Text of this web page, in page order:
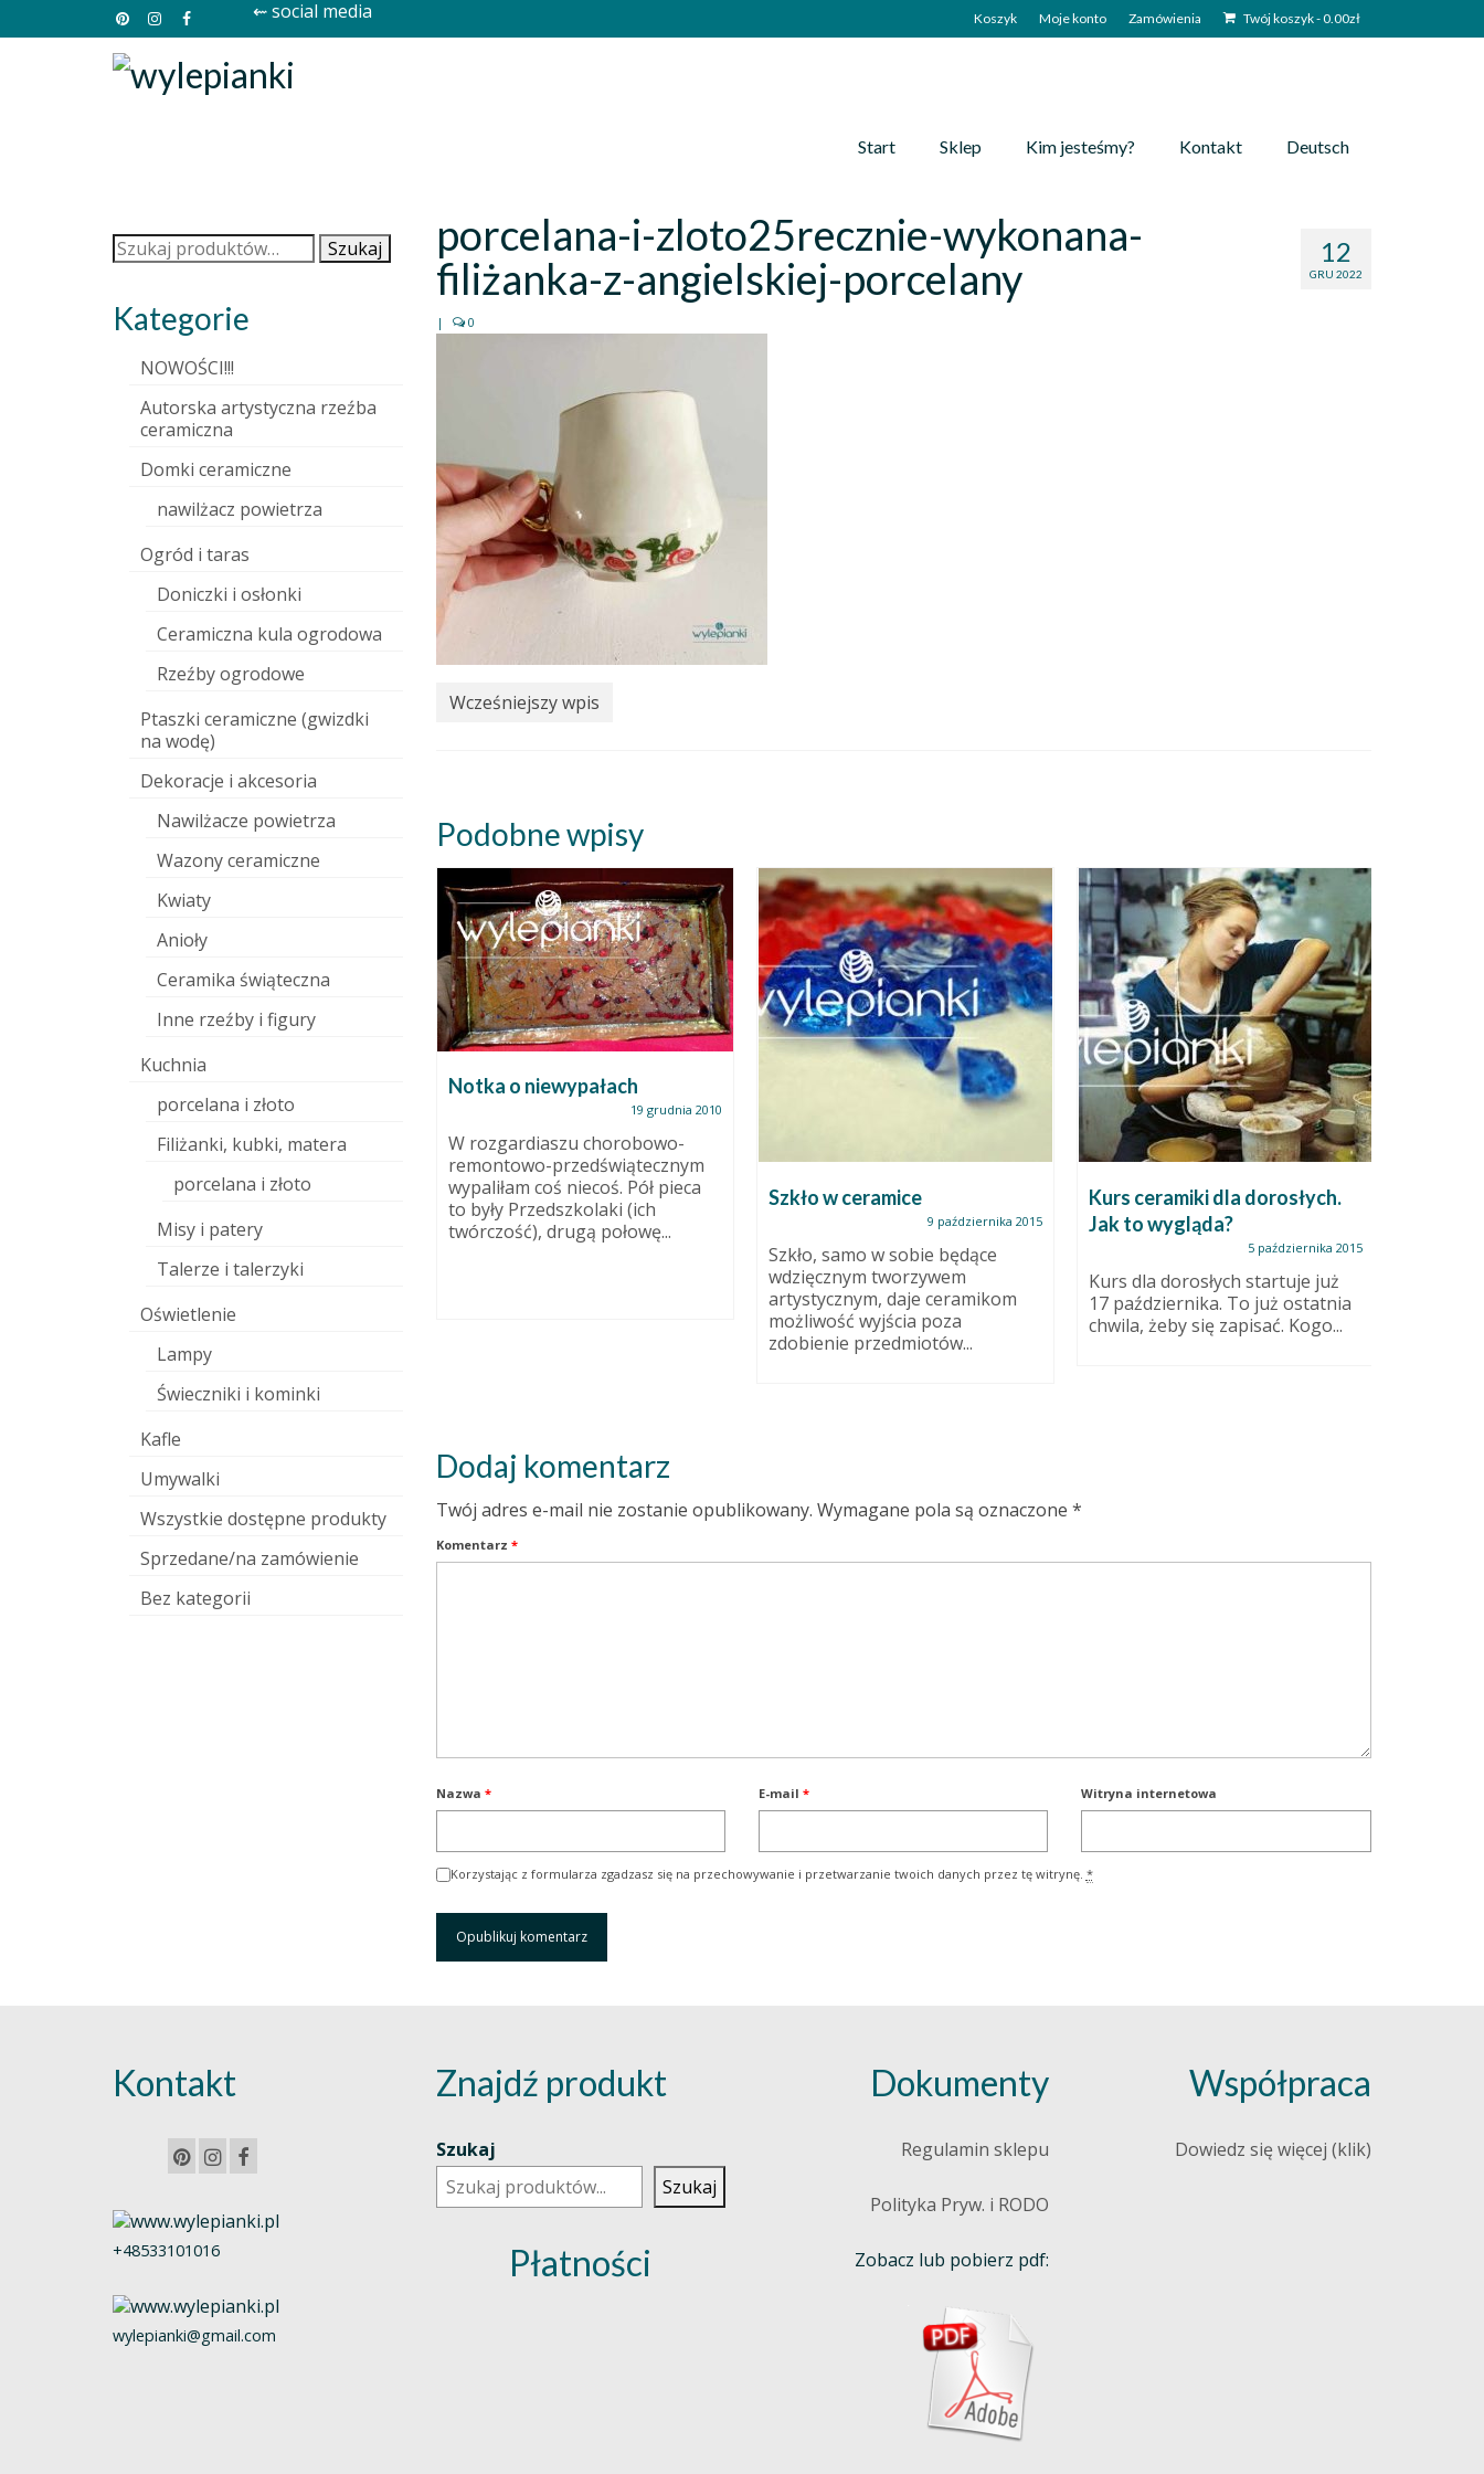
Koszyk Moje konto Zamówienia Twój koszyk-0.00zł
⇜ social media
Start Sklep Kim jesteśmy? Kontakt Deutsch
12
GRU 2022
porcelana-i-zloto25recznie-wykonana-
filiżanka-z-angielskiej-porcelany
| 0
Wcześniejszy wpis
Podobne wpisy
Warsztaty ceramiczne w
Żdżarach.
Obiecana dzieciom i młodzieży
żdżarskiej notka. W czasie
niespełna rocznej działalności
pracowni brałam udział w...
Notka o niewypałach
19 grudnia 2010
W rozgardiaszu chorobowo-
remontowo-przedświątecznym
wypaliłam coś niecoś. Pół pieca
to były Przedszkolaki (ich
twórczość), drugą połowę...
Szkło w ceramice
9 października 2015
Szkło, samo w sobie będące
wdzięcznym tworzywem
artystycznym, daje ceramikom
możliwość wyjścia poza
zdobienie przedmiotów...
Kurs ceramiki dla dorosłych.
Jak to wygląda?
5 października 2015
Kurs dla dorosłych startuje już
17 października. To już ostatnia
chwila, żeby się zapisać. Kogo...
Dodaj komentarz
Twój adres e-mail nie zostanie opublikowany. Wymagane pola są oznaczone *
Komentarz *
Nazwa * E-mail * Witryna internetowa
Korzystając z formularza zgadzasz się na przechowywanie i przetwarzanie twoich danych przez tę witrynę. *
Szukaj: Szukaj
Kategorie
NOWOŚCI!!!
Autorska artystyczna rzeźba
ceramiczna
Domki ceramiczne
nawilżacz powietrza
Ogród i taras
Doniczki i osłonki
Ceramiczna kula ogrodowa
Rzeźby ogrodowe
Ptaszki ceramiczne (gwizdki
na wodę)
Dekoracje i akcesoria
Nawilżacze powietrza
Wazony ceramiczne
Kwiaty
Anioły
Ceramika świąteczna
Inne rzeźby i figury
Kuchnia
porcelana i złoto
Filiżanki, kubki, matera
porcelana i złoto
Misy i patery
Talerze i talerzyki
Oświetlenie
Lampy
Świeczniki i kominki
Kafle
Umywalki
Wszystkie dostępne produkty
Sprzedane/na zamówienie
Bez kategorii
Kontakt
+48533101016
wylepianki@gmail.com
Znajdź produkt
Szukaj
Szukaj
Płatności
Dokumenty
Regulamin sklepu
Polityka Pryw. i RODO
Zobacz lub pobierz pdf:
Współpraca
Dowiedz się więcej (klik)